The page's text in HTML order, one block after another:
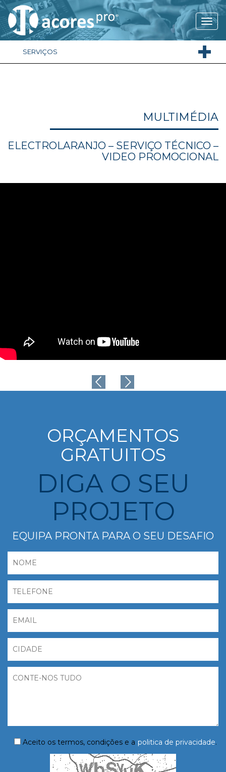
SERVIÇOS
MULTIMÉDIA
ELECTROLARANJO – SERVIÇO TÉCNICO –
VIDEO PROMOCIONAL
ORÇAMENTOS
GRATUITOS
DIGA O SEU
PROJETO
EQUIPA PRONTA PARA O SEU DESAFIO
Aceito os termos, condições e a politica de privacidade.